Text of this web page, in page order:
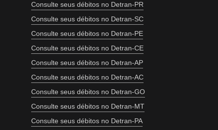
Consulte seus débitos no Detran-PR
Consulte seus débitos no Detran-SC
Consulte seus débitos no Detran-PE
Consulte seus débitos no Detran-CE
Consulte seus débitos no Detran-AP
Consulte seus débitos no Detran-AC
Consulte seus débitos no Detran-GO
Consulte seus débitos no Detran-MT
Consulte seus débitos no Detran-PA